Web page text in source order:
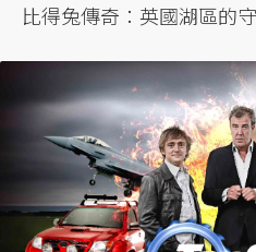
比得兔傳奇：英國湖區的